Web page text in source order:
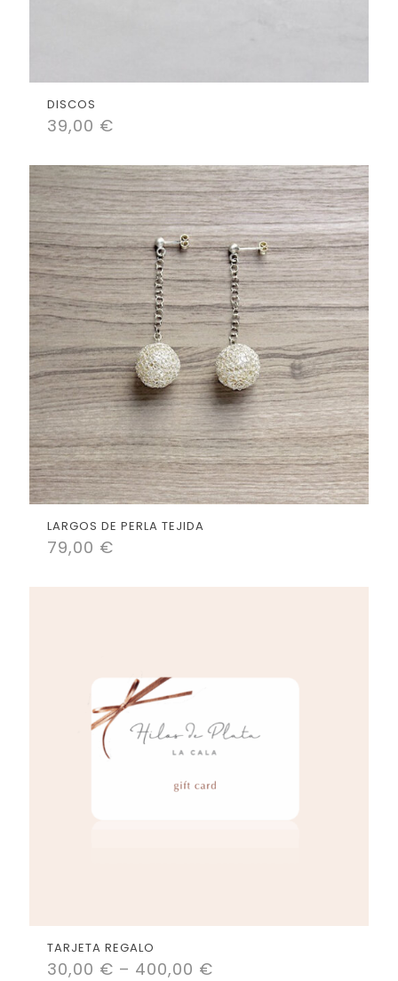
DISCOS
39,00 €
LARGOS DE PERLA TEJIDA
79,00 €
TARJETA REGALO
30,00 € – 400,00 €